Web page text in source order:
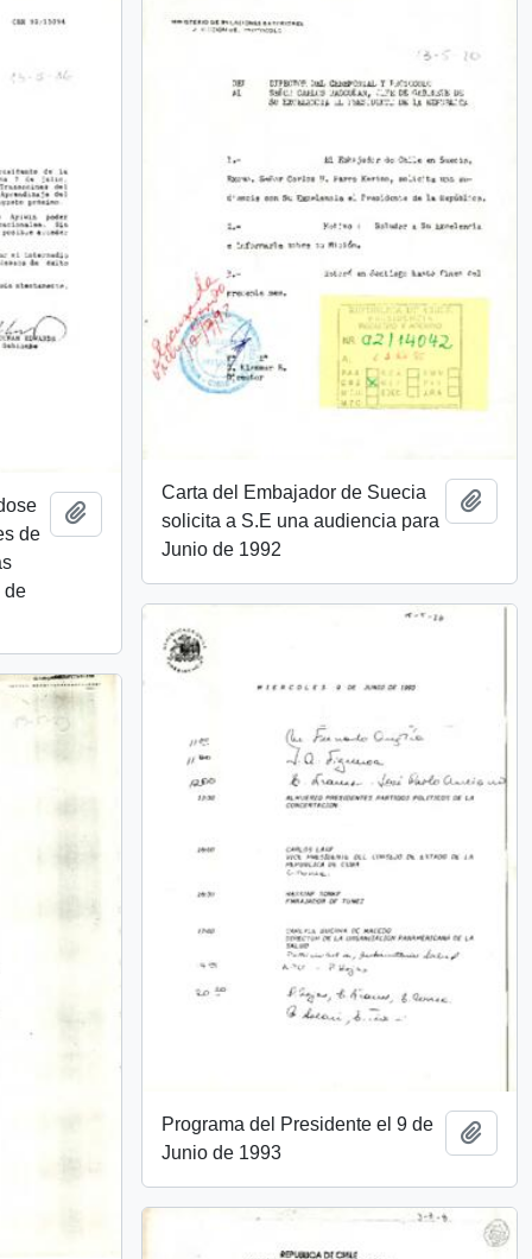
de
de
Añadir al portapapeles
Carta del Embajador de Suecia
solicita a S.E una audiencia para
Junio de 1992
Programa del Presidente el 9 de
Junio de 1993